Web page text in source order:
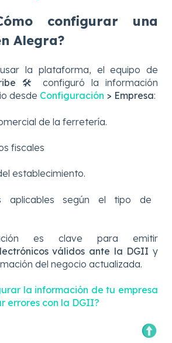
configurar una
Alegra?
la plataforma, el equipo de
🛠️
configuró la información
desde Configuración > Empresa:
de la ferretería.
fiscales
establecimiento.
aplicables según el tipo de
es clave para emitir
válidos ante la DGII y
del negocio actualizada.
la información de tu empresa
errores con la DGII?